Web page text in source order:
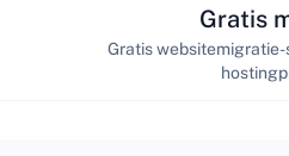
Gratis
Gratis